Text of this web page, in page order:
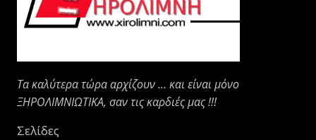
Τα καλύτερα τώρα αρχίζουν ... και είναι μόνο
ΞΗΡΟΛΙΜΝΙΩΤΙΚΑ, σαν τις καρδιές μας !!!
Σελίδες